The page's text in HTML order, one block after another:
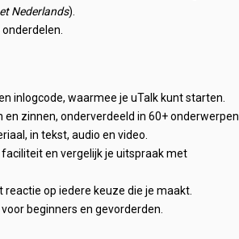
Nederlands).
inlogcode, waarmee je uTalk kunt starten.
zinnen, onderverdeeld in 60+ onderwerpen.
in tekst, audio en video.
en vergelijk je uitspraak met
op iedere keuze die je maakt.
beginners en gevorderden.